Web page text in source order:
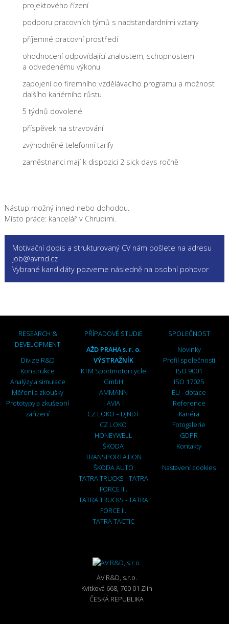
projektového řízení
podporu pracovních týmů s nadstandardními vztahy
příjemné pracovní prostředí
ohodnocení odpovídající znalostem, schopnostem
a odvedenému výkonu
zapojení do firemního vzdělávacího programu a možnost
dalšího kariérního růstu
5 týdnů dovolené
příspěvek na stravování
zvýhodněné telefonní tarify
zaměstnanci mají k dispozici 2 sick days ročně
Nástup možný ihned nebo dohodou.
Místo práce: kancelář v Chrudimi.
Motivační dopis a strukturovaný CV nám pošlete na adresu
job@avrnd.cz
Vybrané kandidáty pozveme následně na osobní pohovor
RESEARCH &
DEVELOPMENT
Divize R&D
Konstrukce
Analýzy a simulace
Měření a zkoušky
Prototypy a zkušební
zařízení
PŘÍPADOVÉ STUDIE
AŽD PRAHA s. r. o.
VÝSTRAŽNÍK
KTM Sportmotorcycle
GmbH
AMMANN
AVIA
CZ LOKO – DJNDT
CZ LOKO
HONEYWELL
ŠKODA
TRANSPORTATION
ŠKODA AUTO
TATRA TRUCKS - TATRA
FORCE III.
TATRA TRUCKS - TATRA
FORCE II.
TATRA TACTIC
SPOLEČNOST
Novinky
Profil společnosti
ISO 9001
ISO 17025
EU - dotace
Reference
Kariéra
Fotogalerie
GDPR
Kontakty
Nastavení cookies
AV R&D, s.r.o.
Kvítková 668, 760 01 Zlín
ČESKÁ REPUBLIKA